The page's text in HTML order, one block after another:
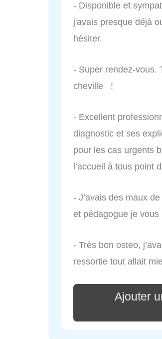
- Disponible et
j'avais presque déjà
hésiter.
- Super rendez-vous.
cheville !
- Excellent
diagnostic et ses
pour les cas urgents
l’accueil à tous point
- J’avais des maux
et pédagogue je
- Très bon osteo,
ressortie tout allait
Ajouter